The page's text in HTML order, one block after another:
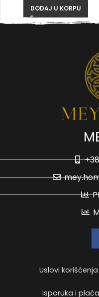
DODAJ U KORPU
Uslovi korišćenja
Isporuka i